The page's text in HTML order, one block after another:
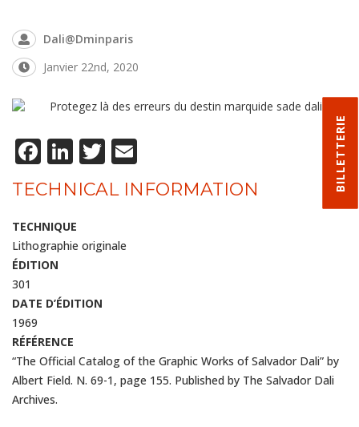
BILLETTERIE
Dali@dminparis
Janvier 22nd, 2020
Facebook
LinkedIn
Twitter
TECHNICAL INFORMATION
TECHNIQUE
Lithographie originale
ÉDITION
301
DATE D’ÉDITION
1969
RÉFÉRENCE
“The Official Catalog of the Graphic Works of Salvador Dali” by
Albert Field. N. 69-1, page 155. Published by The Salvador Dali
Archives.